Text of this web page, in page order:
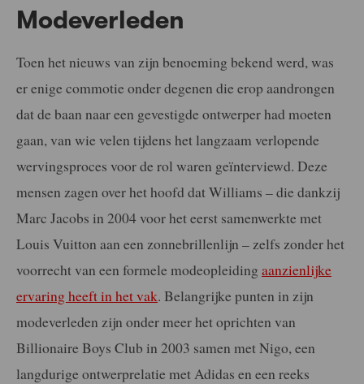
Modeverleden
Toen het nieuws van zijn benoeming bekend werd, was
er enige commotie onder degenen die erop aandrongen
dat de baan naar een gevestigde ontwerper had moeten
gaan, van wie velen tijdens het langzaam verlopende
wervingsproces voor de rol waren geïnterviewd. Deze
mensen zagen over het hoofd dat Williams – die dankzij
Marc Jacobs in 2004 voor het eerst samenwerkte met
Louis Vuitton aan een zonnebrillenlijn – zelfs zonder het
voorrecht van een formele modeopleiding aanzienlijke
ervaring heeft in het vak. Belangrijke punten in zijn
modeverleden zijn onder meer het oprichten van
Billionaire Boys Club in 2003 samen met Nigo, een
langdurige ontwerprelatie met Adidas en een reeks